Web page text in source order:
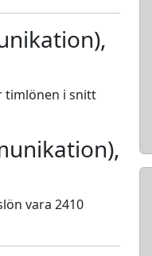
timlönen i snitt
vara 2410